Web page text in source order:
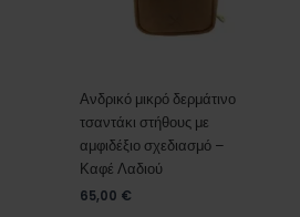
Ανδρικό μικρό δερμάτινο
τσαντάκι στήθους με
αμφιδέξιο σχεδιασμό –
Καφέ Λαδιού
65,00 €